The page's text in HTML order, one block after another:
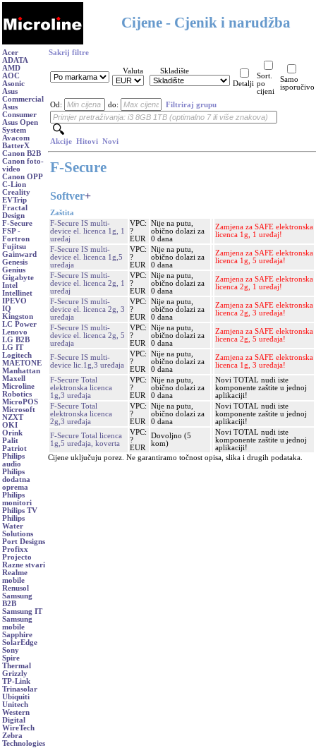
Cijene - Cjenik i narudžba
Acer
ADATA
AMD
AOC
Asonic
Asus
Commercial
Asus
Consumer
Asus Open
System
Avacom
BatterX
Canon B2B
Canon foto-
video
Canon OPP
C-Lion
Creality
EVTrip
Fractal
Design
F-Secure
FSP -
Fortron
Fujitsu
Gainward
Genesis
Genius
Gigabyte
Intel
Intellinet
IPEVO
IQ
Kingston
LC Power
Lenovo
LG B2B
LG IT
Logitech
MAETONE
Manhattan
Maxell
Microline
Robotics
MicroPOS
Microsoft
NZXT
OKI
Orink
Palit
Patriot
Philips
audio
Philips
dodatna
oprema
Philips
monitori
Philips TV
Philips
Water
Solutions
Port Designs
Profixx
Projecto
Razne stvari
Realme
mobile
Renusol
Samsung
B2B
Samsung IT
Samsung
mobile
Sapphire
SolarEdge
Sony
Spire
Thermal
Grizzly
TP-Link
Trinasolar
Ubiquiti
Unitech
Western
Digital
WireTech
Zebra
Technologies
Sakrij filtre
Valuta
Skladište
Detalji
Sort.
po
cijeni
Samo
isporučivo
Od: do: Filtriraj grupu
Akcije Hitovi Novi
F-Secure
Softver+
Zaštita
F-Secure IS multi-
device el. licenca 1g, 1
uređaj
VPC:
?
EUR
Nije na putu,
obično dolazi za
0 dana
Zamjena za SAFE elektronska
licenca 1g, 1 uređaj!
F-Secure IS multi-
device el. licenca 1g,5
uređaja
VPC:
?
EUR
Nije na putu,
obično dolazi za
0 dana
Zamjena za SAFE elektronska
licenca 1g, 5 uređaja!
F-Secure IS multi-
device el. licenca 2g, 1
uređaj
VPC:
?
EUR
Nije na putu,
obično dolazi za
0 dana
Zamjena za SAFE elektronska
licenca 2g, 1 uređaj!
F-Secure IS multi-
device el. licenca 2g, 3
uređaja
VPC:
?
EUR
Nije na putu,
obično dolazi za
0 dana
Zamjena za SAFE elektronska
licenca 2g, 3 uređaja!
F-Secure IS multi-
device el. licenca 2g, 5
uređaja
VPC:
?
EUR
Nije na putu,
obično dolazi za
0 dana
Zamjena za SAFE elektronska
licenca 2g, 5 uređaja!
F-Secure IS multi-
device lic.1g,3 uređaja
VPC:
?
EUR
Nije na putu,
obično dolazi za
0 dana
Zamjena za SAFE elektronska
licenca 1g, 3 uređaja!
F-Secure Total
elektronska licenca
1g,3 uređaja
VPC:
?
EUR
Nije na putu,
obično dolazi za
0 dana
Novi TOTAL nudi iste
komponente zaštite u jednoj
aplikaciji!
F-Secure Total
elektronska licenca
2g,3 uređaja
VPC:
?
EUR
Nije na putu,
obično dolazi za
0 dana
Novi TOTAL nudi iste
komponente zaštite u jednoj
aplikaciji!
F-Secure Total licenca
1g,5 uređaja, koverta
VPC:
?
EUR
Dovoljno (5
kom)
Novi TOTAL nudi iste
komponente zaštite u jednoj
aplikaciji!
Cijene uključuju porez. Ne garantiramo točnost opisa, slika i drugih podataka.